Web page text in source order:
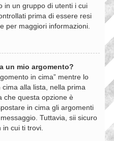
in un gruppo di utenti i cui
prima di essere resi
per maggiori informazioni.
un mio argomento?
in cima” mentre lo
alla lista, nella prima
che questa opzione è
in cima gli argomenti
Tuttavia, sii sicuro
cui ti trovi.